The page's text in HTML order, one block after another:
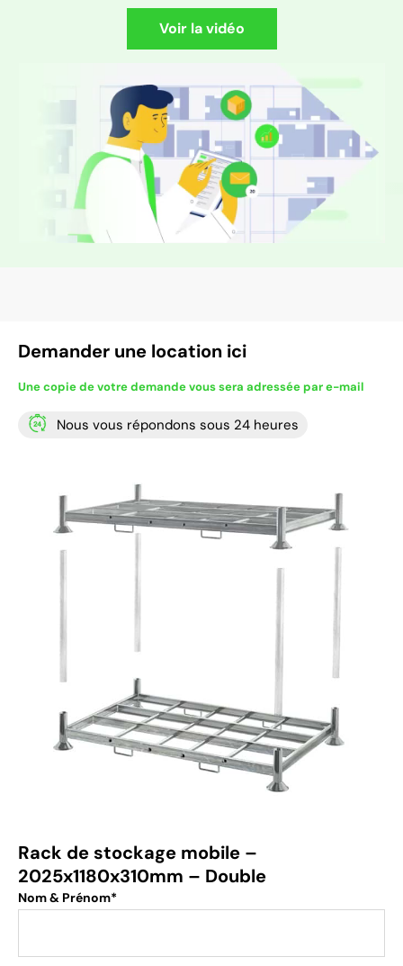
Voir la vidéo
Demander une location ici
Une copie de votre demande vous sera adressée par e-mail
Nous vous répondons sous 24 heures
Rack de stockage mobile –
2025x1180x310mm – Double
Nom & Prénom*